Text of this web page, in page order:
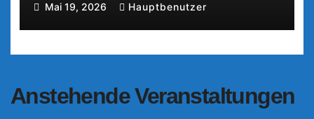
Mai 19, 2026 Hauptbenutzer
Anstehende Veranstaltungen